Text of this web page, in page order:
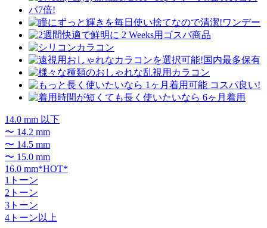
14.0 mm 以下
〜 14.2 mm
〜 14.5 mm
〜 15.0 mm
16.0 mm*HOT*
1トーン
2トーン
3トーン
4トーン以上